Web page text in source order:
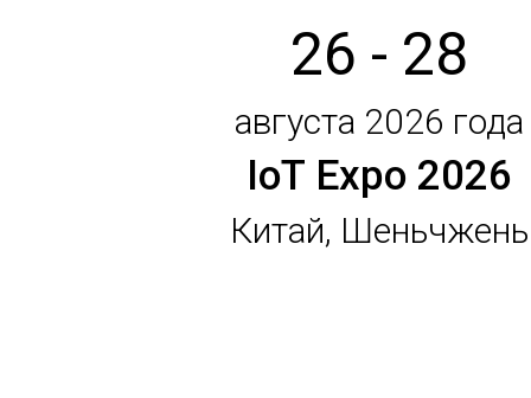
26 - 28
августа 2026 года
IoT Expo 2026
Китай, Шеньчжень